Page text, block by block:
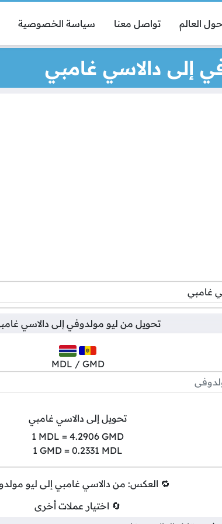
العالم تواصل معنا سياسة الخصوصية
إلى دالاسي غامبي
تحويل من ليو مولدوفي إلى دالاسي
MDL / GMD
تحويل إلى دالاسي غامبي
1 MDL = 4.2906 GMD
1 GMD = 0.2331 MDL
🔁 العكس: من دالاسي غامبي إلى ليو
🔄 اختيار عملات أخرى